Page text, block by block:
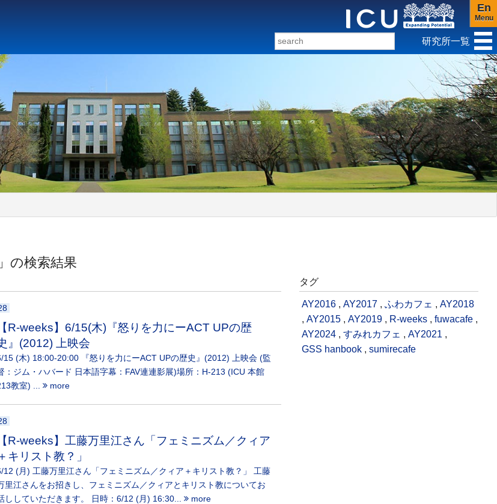
En
Menu
究所
研究所一覧
の検索結果
【R-weeks】6/15(木)『怒りを力にーACT UPの歴
』(2012) 上映会
15 (木) 18:00-20:00 『怒りを力にーACT UPの歴史』(2012) 上映会 (監
：ジム・ハバード 日本語字幕：FAV連連影展)場所：H-213 (ICU 本館
教室) ...
more
【R-weeks】工藤万里江さん「フェミニズム／クィア
キリスト教？」
12 (月) 工藤万里江さん「フェミニズム／クィア＋キリスト教？」 工藤
里江さんをお招きし、フェミニズム／クィアとキリスト教についてお
ししていただきます。 日時：6/12 (月) 16:30...
more
タグ
AY2016 , AY2017 , ふわカフェ , AY2018
, AY2015 , AY2019 , R-weeks , fuwacafe ,
AY2024 , すみれカフェ , AY2021 ,
GSS hanbook , sumirecafe